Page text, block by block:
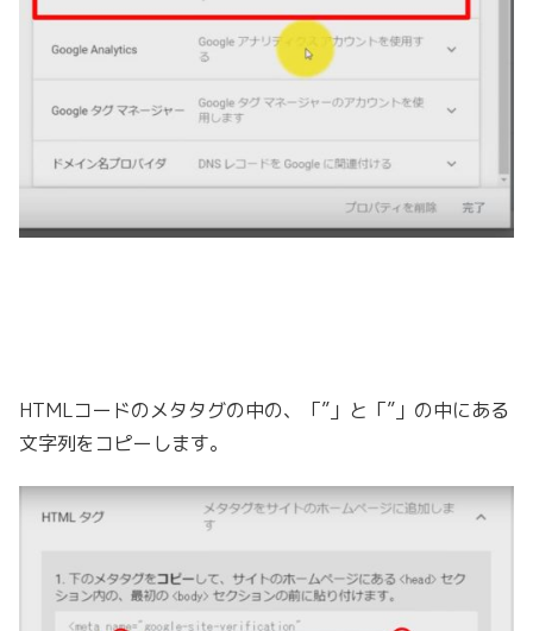
HTMLコードのメタタグの中の、「”」と「”」の中にある
文字列をコピーします。